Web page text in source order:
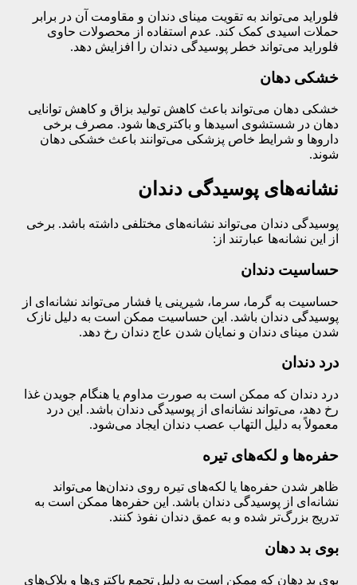
فلوراید می‌تواند به تقویت مینای دندان و مقاومت آن در برابر
حملات اسیدی کمک کند. عدم استفاده از محصولات حاوی
فلوراید می‌تواند خطر پوسیدگی دندان را افزایش دهد.
خشکی دهان
خشکی دهان می‌تواند باعث کاهش تولید بزاق و کاهش توانایی
دهان در شستشوی اسیدها و باکتری‌ها شود. مصرف برخی
داروها و شرایط خاص پزشکی می‌توانند باعث خشکی دهان
شوند.
نشانه‌های پوسیدگی دندان
پوسیدگی دندان می‌تواند نشانه‌های مختلفی داشته باشد. برخی
از این نشانه‌ها عبارتند از:
حساسیت دندان
حساسیت به گرما، سرما، شیرینی یا فشار می‌تواند نشانه‌ای از
پوسیدگی دندان باشد. این حساسیت ممکن است به دلیل نازک
شدن مینای دندان و نمایان شدن عاج دندان رخ دهد.
درد دندان
درد دندان که ممکن است به صورت مداوم یا هنگام جویدن غذا
رخ دهد، می‌تواند نشانه‌ای از پوسیدگی دندان باشد. این درد
معمولاً به دلیل التهاب عصب دندان ایجاد می‌شود.
حفره‌ها و لکه‌های تیره
ظاهر شدن حفره‌ها یا لکه‌های تیره روی دندان‌ها می‌تواند
نشانه‌ای از پوسیدگی دندان باشد. این حفره‌ها ممکن است به
تدریج بزرگ‌تر شده و به عمق دندان نفوذ کنند.
بوی بد دهان
بوی بد دهان که ممکن است به دلیل تجمع باکتری‌ها و پلاک‌های